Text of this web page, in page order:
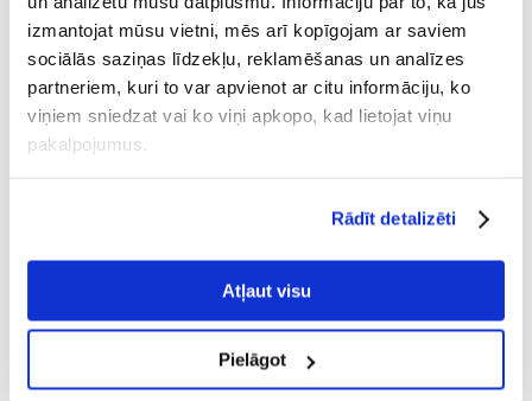
izmantojat mūsu vietni, mēs arī kopīgojam ar saviem
sociālās saziņas līdzekļu, reklamēšanas un analīzes
partneriem, kuri to var apvienot ar citu informāciju, ko
viņiem sniedzat vai ko viņi apkopo, kad lietojat viņu
pakalpojumus.
Rādīt detalizēti
Atļaut visu
Pielāgot
SHOW KATEGORIJAS
RODYTI FILTRUS
Kārtot pēc popularitātes: Augstākā